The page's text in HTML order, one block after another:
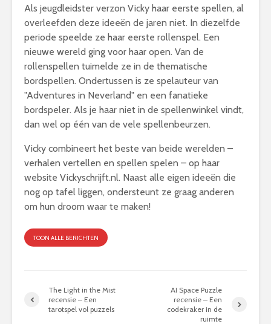
Als jeugdleidster verzon Vicky haar eerste spellen, al
overleefden deze ideeën de jaren niet. In diezelfde
periode speelde ze haar eerste rollenspel. Een
nieuwe wereld ging voor haar open. Van de
rollenspellen tuimelde ze in de thematische
bordspellen. Ondertussen is ze spelauteur van
"Adventures in Neverland" en een fanatieke
bordspeler. Als je haar niet in de spellenwinkel vindt,
dan wel op één van de vele spellenbeurzen.
Vicky combineert het beste van beide werelden –
verhalen vertellen en spellen spelen – op haar
website Vickyschrijft.nl. Naast alle eigen ideeën die
nog op tafel liggen, ondersteunt ze graag anderen
om hun droom waar te maken!
TOON ALLE BERICHTEN
The Light in the Mist
recensie – Een
tarotspel vol puzzels
AI Space Puzzle
recensie – Een
codekraker in de
ruimte